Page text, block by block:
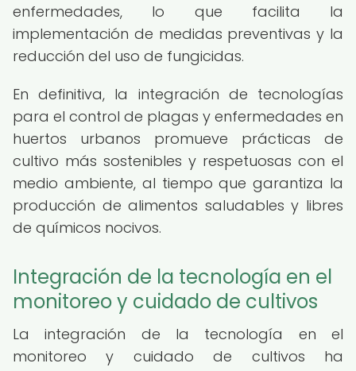
enfermedades, lo que facilita la
implementación de medidas preventivas y la
reducción del uso de fungicidas.
En definitiva, la integración de tecnologías
para el control de plagas y enfermedades en
huertos urbanos promueve prácticas de
cultivo más sostenibles y respetuosas con el
medio ambiente, al tiempo que garantiza la
producción de alimentos saludables y libres
de químicos nocivos.
Integración de la tecnología en el
monitoreo y cuidado de cultivos
La integración de la tecnología en el
monitoreo y cuidado de cultivos ha